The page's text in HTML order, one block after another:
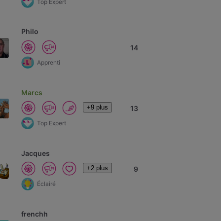
Top Expert
Philo
Apprenti
14
Marcs
+9 plus
Top Expert
13
Jacques
+2 plus
Éclairé
9
frenchh